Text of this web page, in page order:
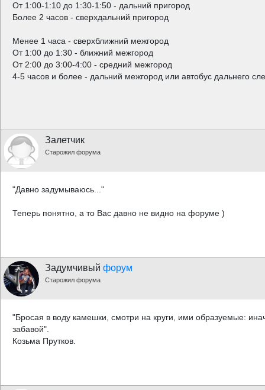
От 1:00-1:10 до 1:30-1:50 - дальний пригород
Более 2 часов - сверхдальний пригород
Менее 1 часа - сверхближний межгород
От 1:00 до 1:30 - ближний межгород
От 2:00 до 3:00-4:00 - средний межгород
4-5 часов и более - дальний межгород или автобус дальнего
Залетчик
Старожил форума
"Давно задумываюсь..."
Теперь понятно, а то Вас давно не видно на форуме )
Задумчивый форум
Старожил форума
"Бросая в воду камешки, смотри на круги, ими образуемые:
забавой".
Козьма Прутков.